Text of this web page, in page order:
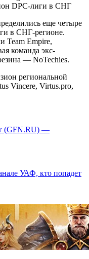
еще четыре
в СНГ-регионе.
Team Empire,
команда экс-
— NoTechies.
региональной
Vincere, Virtus.pro,
(GFN.RU) —
УАФ, кто попадет